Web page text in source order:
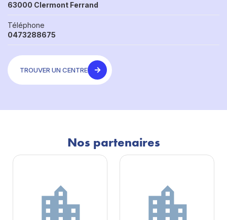
63000 Clermont Ferrand
Téléphone
0473288675
TROUVER UN CENTRE
Nos partenaires